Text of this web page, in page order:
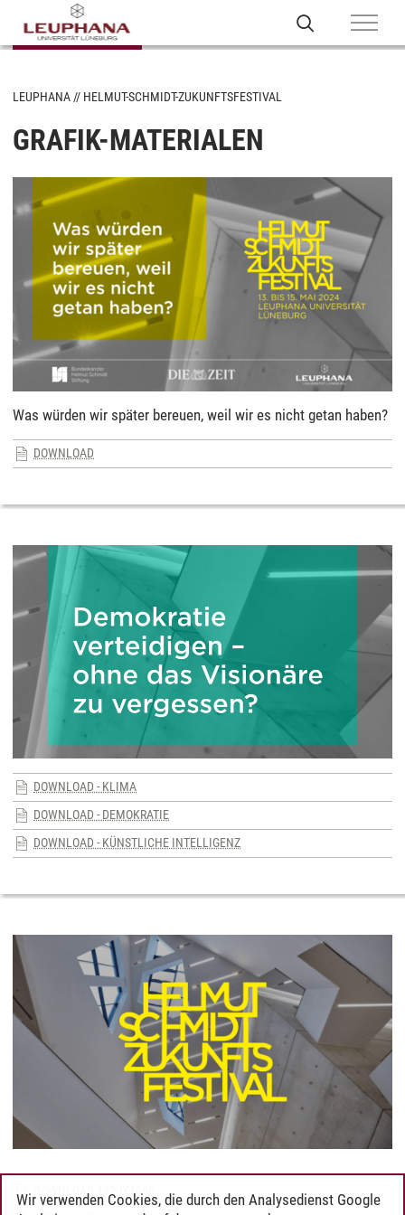
LEUPHANA HELMUT-SCHMIDT-ZUKUNFTSFESTIVAL
GRAFIK-MATERIALEN
Was würden wir später bereuen, weil wir es nicht getan haben?
DOWNLOAD
DOWNLOAD - KLIMA
DOWNLOAD - DEMOKRATIE
DOWNLOAD - KÜNSTLICHE INTELLIGENZ
DOWNLOAD 1920X1080
Wir verwenden Cookies, die durch den Analysedienst Google